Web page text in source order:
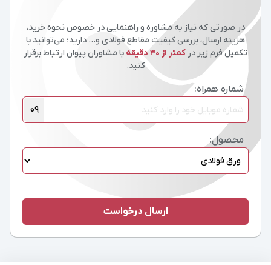
در صورتی که نیاز به مشاوره و راهنمایی در خصوص نحوه خرید،
هزینه ارسال، بررسی کیفیت مقاطع فولادی و… دارید؛ می‌توانید با
تکمیل فرم زیر در کمتر از 30 دقیقه
با مشاوران پیوان ارتباط برقرار
کنید.
شماره همراه:
09
محصول: